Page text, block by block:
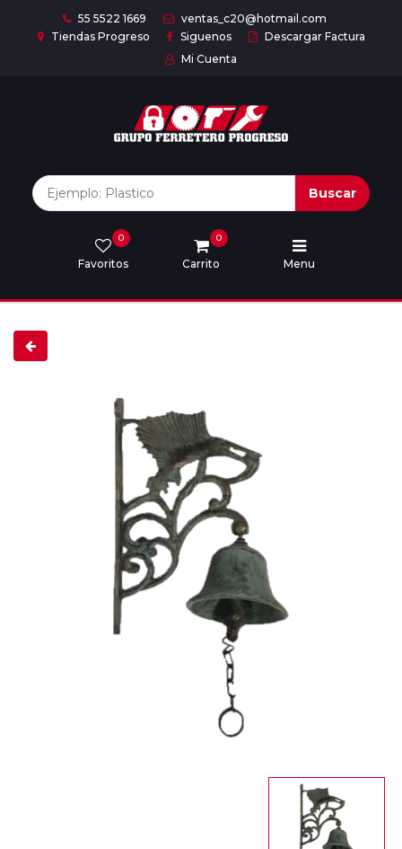
55 5522 1669
ventas_c20@hotmail.com
Tiendas Progreso
Siguenos
Descargar Factura
Mi Cuenta
Buscar
Favoritos
0
Carrito
0
Menu
Marcas
Descargar